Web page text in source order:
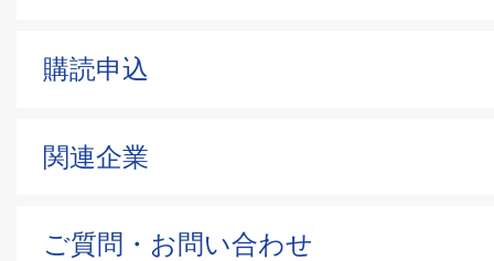
購読申込
関連企業
ご質問・お問い合わせ